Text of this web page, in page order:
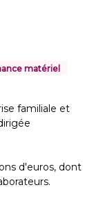
matériel
familiale et
d'euros, dont